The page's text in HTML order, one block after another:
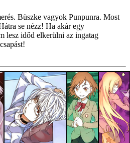
Büszke vagyok Punpunra. Most
se nézz! Ha akár egy
lesz időd elkerülni az ingatag